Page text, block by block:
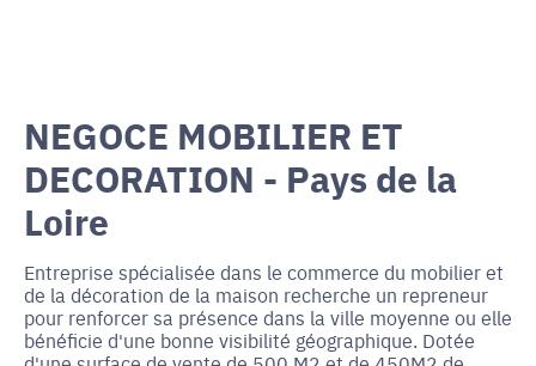
NEGOCE MOBILIER ET
DECORATION - Pays de la
Loire
Entreprise spécialisée dans le commerce du mobilier et
de la décoration de la maison recherche un repreneur
pour renforcer sa présence dans la ville moyenne ou elle
bénéficie d'une bonne visibilité géographique. Dotée